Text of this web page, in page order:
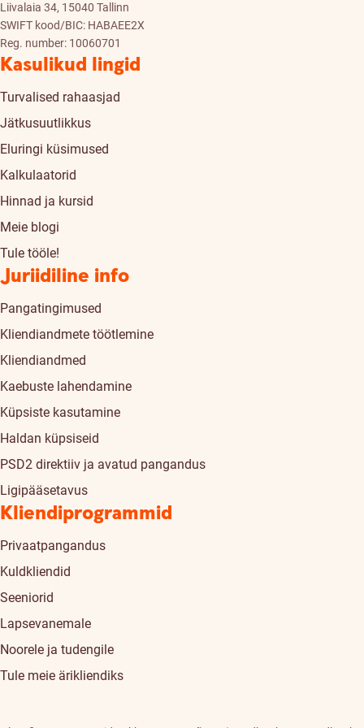
Liivalaia 34, 15040 Tallinn
SWIFT kood/BIC: HABAEE2X
Reg. number: 10060701
Kasulikud lingid
Turvalised rahaasjad
Jätkusuutlikkus
Eluringi küsimused
Kalkulaatorid
Hinnad ja kursid
Meie blogi
Tule tööle!
Juriidiline info
Pangatingimused
Kliendiandmete töötlemine
Kliendiandmed
Kaebuste lahendamine
Küpsiste kasutamine
Haldan küpsiseid
PSD2 direktiiv ja avatud pangandus
Ligipääsetavus
Kliendiprogrammid
Privaatpangandus
Kuldkliendid
Seeniorid
Lapsevanemale
Noorele ja tudengile
Tule meie ärikliendiks